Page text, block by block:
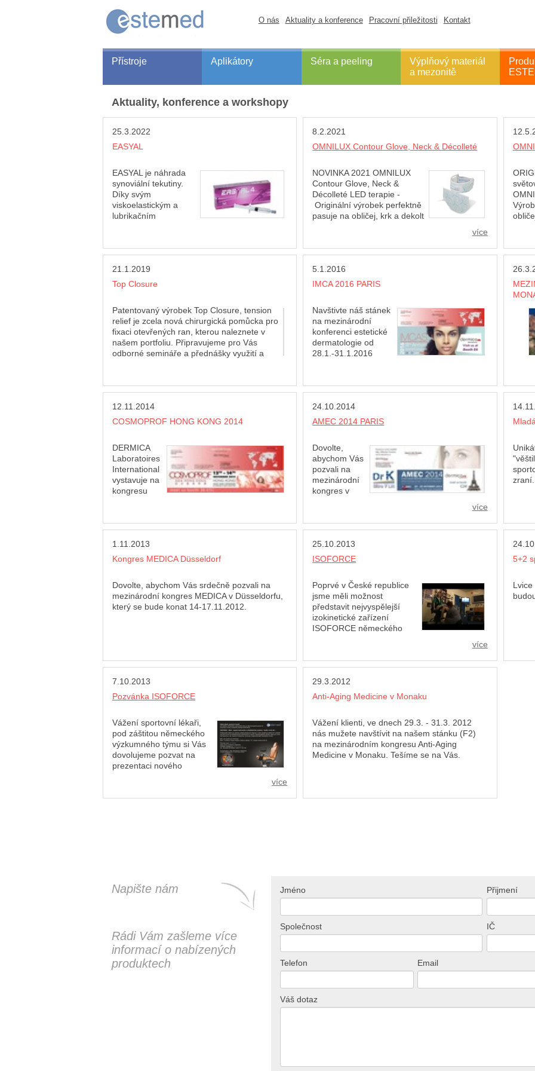
O nás Aktuality a konference Pracovní přiležitosti Kontakt
Přístroje Aplikátory Séra a peeling
Výplňový materiál
a mezonitě
Aktuality, konference a workshopy
25.3.2022
EASYAL
EASYAL je náhrada
synoviální tekutiny.
Díky svým
viskoelastickým a
lubrikačním
degenerativních nebo posttraumatických
synoviální tekutiny, působí ochranně na
klouby a napomáhá zlepšení funkce kloubů a
snížení příznaků bolesti. EASYAL působí
8.2.2021
OMNILUX Contour Glove, Neck & Décolleté
NOVINKA 2021 OMNILUX
Contour Glove, Neck &
Décolleté LED terapie -
Originální výrobek perfektně
pasuje na obličej, krk a dekolt
světla: červené (633nm) a (830nm) pracují v
jedné relaci, pro vynikající efekt omlazení
studiemi OMNILUX. - Je prvním flexibilním
zařízením, u kterého je klinicky prokázáno, že
funkčnost a vysoká kvalita provedení. -
Originální výrobek, Omnilux, U.S.A.
více
21.1.2019
Top Closure
Patentovaný výrobek Top Closure, tension
relief je zcela nová chirurgická pomůcka pro
fixaci otevřených ran, kterou naleznete v
našem portfoliu. Připravujeme pro Vás
odborné semináře a přednášky využití a
pro usnadnění komplikovaných zákroků.
chirurgie, kardiochirurgie, ortopedie,
Emergency, veterinární medicína a mnoho
5.1.2016
IMCA 2016 PARIS
Navštivte náš stánek
na mezinárodní
konferenci estetické
dermatologie od
28.1.-31.1.2016
12.11.2014
COSMOPROF HONG KONG 2014
DERMICA
Laboratoires
International
vystavuje na
kongresu
24.10.2014
AMEC 2014 PARIS
Dovolte,
abychom Vás
pozvali na
mezinárodní
kongres v
více
zraní.
1.11.2013
Kongres MEDICA Düsseldorf
Dovolte, abychom Vás srdečně pozvali na
mezinárodní kongres MEDICA v Düsseldorfu,
který se bude konat 14-17.11.2012.
25.10.2013
ISOFORCE
Poprvé v České republice
jsme měli možnost
představit nejvyspělejší
izokinetické zařízení
ISOFORCE německého
25.10.2013 s prvoligovými basketbalovými
hráčkami (Lvice TJ Sokol) s poděkováním
Basketball Club TJ Sokol Hradec Králové).
více
5+2
7.10.2013
Pozvánka ISOFORCE
Vážení sportovní lékaři,
pod záštitou německého
výzkumného týmu si Vás
dovolujeme pozvat na
prezentaci nového
více
29.3.2012
Anti-Aging Medicine v Monaku
Vážení klienti, ve dnech 29.3. - 31.3. 2012
nás mužete navštívit na našem stánku (F2)
na mezinárodním kongresu Anti-Aging
Medicine v Monaku. Tešíme se na Vás.
Napište nám
Rádi Vám zašleme více
informací o nabízených
produktech
Jméno Přijmení
Společnost IČ
Telefon Email
Váš dotaz